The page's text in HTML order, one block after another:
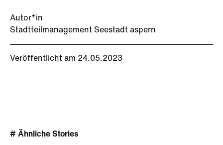
Autor*in
Stadtteilmanagement Seestadt aspern
Veröffentlicht am 24.05.2023
# Ähnliche Stories